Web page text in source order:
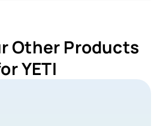
Other Products
YETI